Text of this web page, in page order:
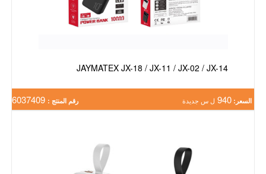
JAYMATEX JX-18 / JX-11 / JX-02 / JX-14
السعر: 940 ل س جديدة رقم المنتج :